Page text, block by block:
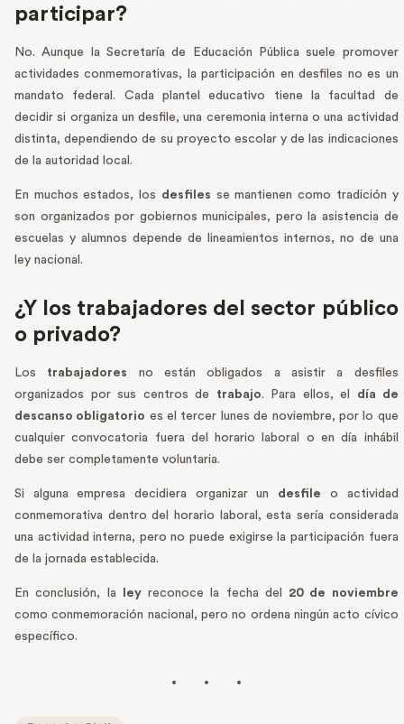
participar?
No. Aunque la Secretaría de Educación Pública suele promover
actividades conmemorativas, la participación en desfiles no es un
mandato federal. Cada plantel educativo tiene la facultad de
decidir si organiza un desfile, una ceremonia interna o una actividad
distinta, dependiendo de su proyecto escolar y de las indicaciones
de la autoridad local.
En muchos estados, los desfiles se mantienen como tradición y
son organizados por gobiernos municipales, pero la asistencia de
escuelas y alumnos depende de lineamientos internos, no de una
ley nacional.
¿Y los trabajadores del sector público
o privado?
Los trabajadores no están obligados a asistir a desfiles
organizados por sus centros de trabajo. Para ellos, el día de
descanso obligatorio es el tercer lunes de noviembre, por lo que
cualquier convocatoria fuera del horario laboral o en día inhábil
debe ser completamente voluntaria.
Si alguna empresa decidiera organizar un desfile o actividad
conmemorativa dentro del horario laboral, esta sería considerada
una actividad interna, pero no puede exigirse la participación fuera
de la jornada establecida.
En conclusión, la leyreconoce la fecha del 20 de noviembre
como conmemoración nacional, pero no ordena ningún acto cívico
específico.